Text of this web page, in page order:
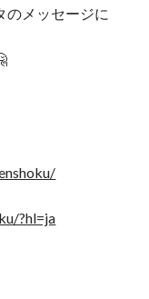
のメッセージに
?hl=ja